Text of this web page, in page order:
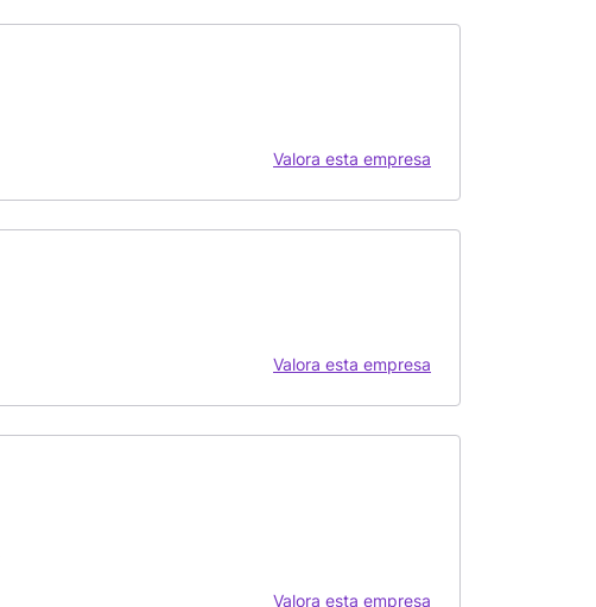
Valora esta empresa
Valora esta empresa
Valora esta empresa